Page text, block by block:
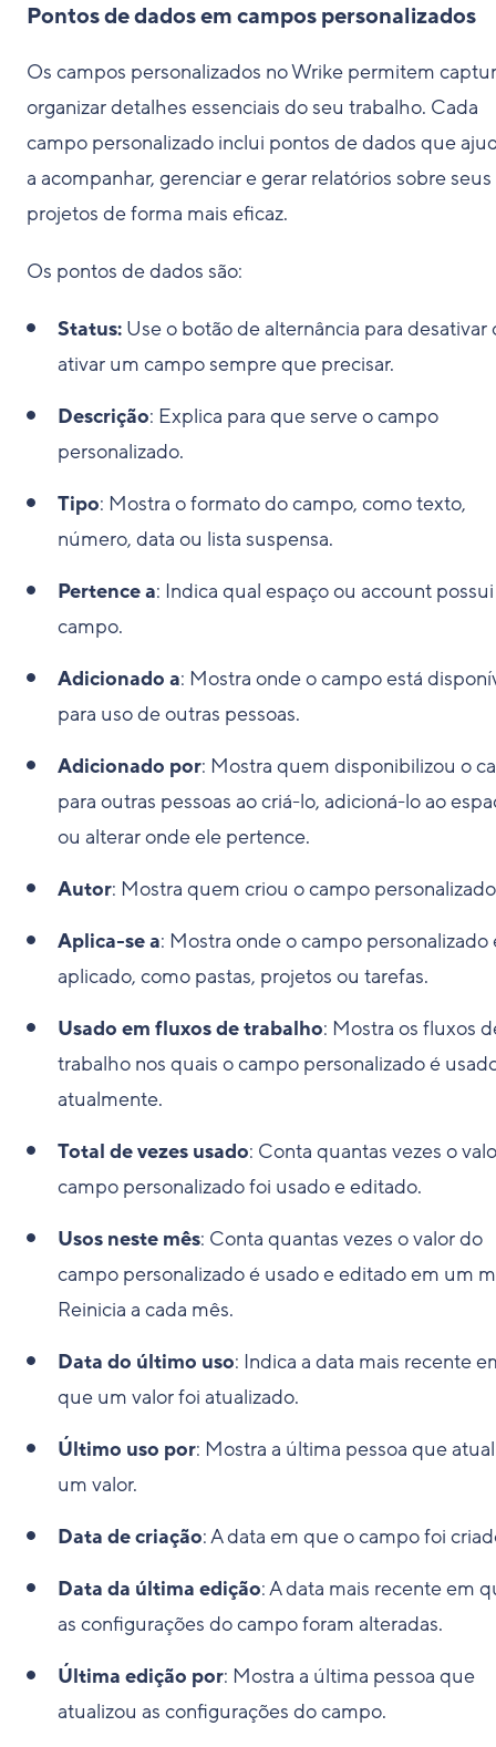
Pontos de dados em campos personalizados
Os campos personalizados no Wrike permitem
organizar detalhes essenciais do seu trabalho. Cada
campo personalizado inclui pontos de dados que
a acompanhar, gerenciar e gerar relatórios sobre seus
projetos de forma mais eficaz.
Os pontos de dados são:
Status: Use o botão de alternância para desativar
ativar um campo sempre que precisar.
Descrição: Explica para que serve o campo
personalizado.
Tipo: Mostra o formato do campo, como texto,
número, data ou lista suspensa.
Pertence a: Indica qual espaço ou account
campo.
Adicionado a: Mostra onde o campo está
para uso de outras pessoas.
Adicionado por: Mostra quem disponibilizou o
para outras pessoas ao criá-lo, adicioná-lo ao
ou alterar onde ele pertence.
Autor: Mostra quem criou o campo
Aplica-se a: Mostra onde o campo personalizado
aplicado, como pastas, projetos ou tarefas.
Usado em fluxos de trabalho: Mostra os fluxos
trabalho nos quais o campo personalizado é
atualmente.
Total de vezes usado: Conta quantas vezes o
campo personalizado foi usado e editado.
Usos neste mês: Conta quantas vezes o valor do
campo personalizado é usado e editado em um
Reinicia a cada mês.
Data do último uso: Indica a data mais recente
que um valor foi atualizado.
Último uso por: Mostra a última pessoa que
um valor.
Data de criação: A data em que o campo foi
Data da última edição: A data mais recente em
as configurações do campo foram alteradas.
Última edição por: Mostra a última pessoa que
atualizou as configurações do campo.